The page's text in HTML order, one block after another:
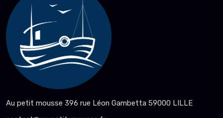
Au petit mousse 396 rue Léon Gambetta 59000 LILLE